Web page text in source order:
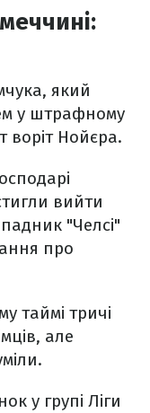
який
у штрафному
воріт Нойєра.
вийти
"Челсі"
про
таймі тричі
але
у групі Ліги